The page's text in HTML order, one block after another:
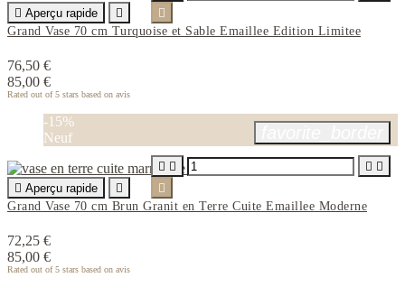
 Aperçu rapide

Grand Vase 70 cm Turquoise et Sable Emaillee Edition Limitee
76,50 €
85,00 €
Rated out of 5 stars based on avis

-15%
Neuf
 Aperçu rapide

Grand Vase 70 cm Brun Granit en Terre Cuite Emaillee Moderne
72,25 €
85,00 €
Rated out of 5 stars based on avis
   
